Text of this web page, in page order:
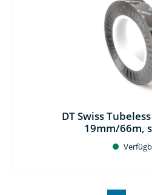
DT Swiss
19mm/66m,